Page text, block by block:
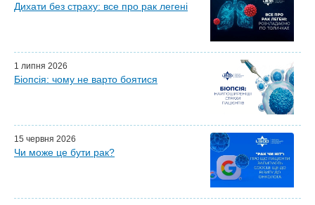
Майстер-класи для лікарів
Партнери LISOD
Дихати без страху: все про рак легені
1 липня 2026
Біопсія: чому не варто боятися
15 червня 2026
Чи може це бути рак?